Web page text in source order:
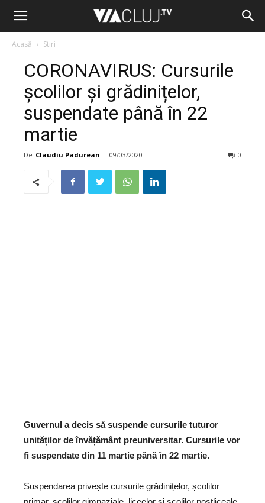
Acasă Stiri
CORONAVIRUS: Cursurile
școlilor și grădinițelor,
suspendate până în 22
martie
De Claudiu Padurean - 09/03/2020 0
Guvernul a decis să suspende cursurile tuturor
unităților de învățământ preuniversitar. Cursurile vor
fi suspendate din 11 martie până în 22 martie.
Suspendarea privește cursurile grădinițelor, școlilor